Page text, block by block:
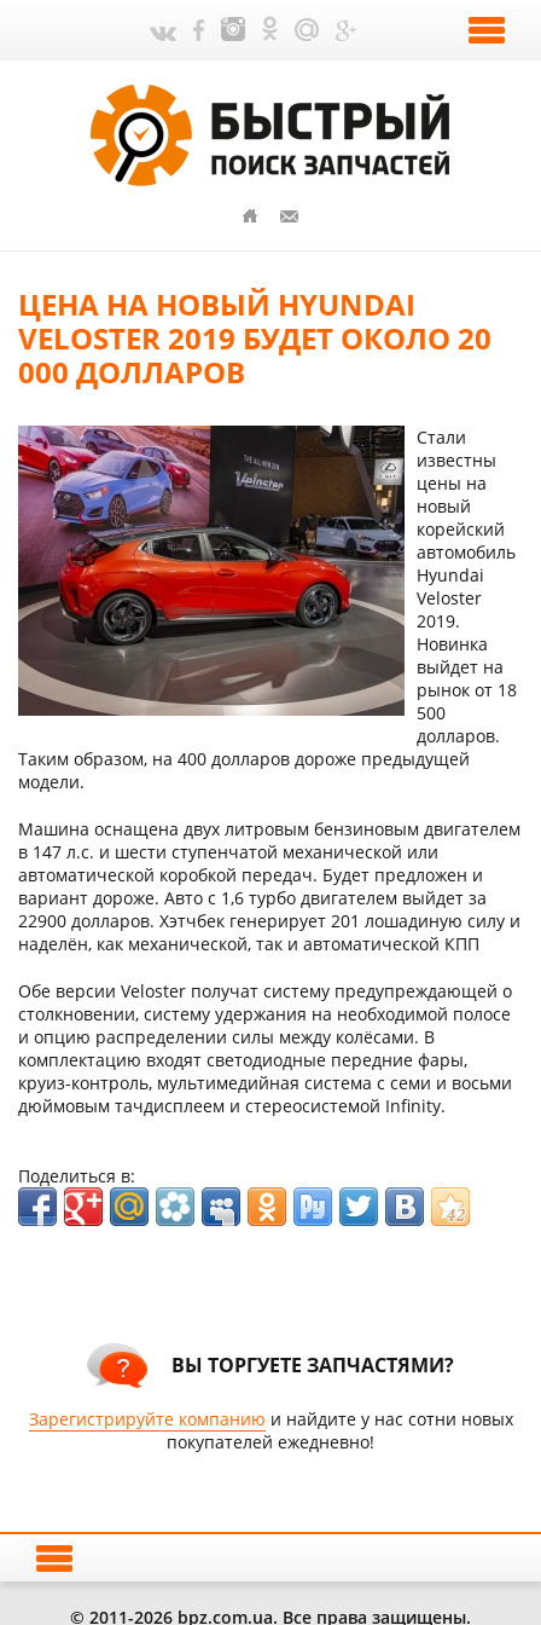
ЦЕНА НА НОВЫЙ HYUNDAI
VELOSTER 2019 БУДЕТ ОКОЛО 20
000 ДОЛЛАРОВ
Стали
известны
цены на
новый
корейский
автомобиль
Hyundai
Veloster
2019.
Новинка
выйдет на
рынок от 18
500
долларов.
Таким образом, на 400 долларов дороже предыдущей
модели.
Машина оснащена двух литровым бензиновым двигателем
в 147 л.с. и шести ступенчатой механической или
автоматической коробкой передач. Будет предложен и
вариант дороже. Авто с 1,6 турбо двигателем выйдет за
22900 долларов. Хэтчбек генерирует 201 лошадиную силу и
наделён, как механической, так и автоматической КПП
Обе версии Veloster получат систему предупреждающей о
столкновении, систему удержания на необходимой полосе
и опцию распределении силы между колёсами. В
комплектацию входят светодиодные передние фары,
круиз-контроль, мультимедийная система с семи и восьми
дюймовым тачдисплеем и стереосистемой Infinity.
Поделиться в:
ВЫ ТОРГУЕТЕ ЗАПЧАСТЯМИ?
Зарегистрируйте компанию и найдите у нас сотни новых
покупателей ежедневно!
© 2011-2026 bpz.com.ua. Все права защищены.